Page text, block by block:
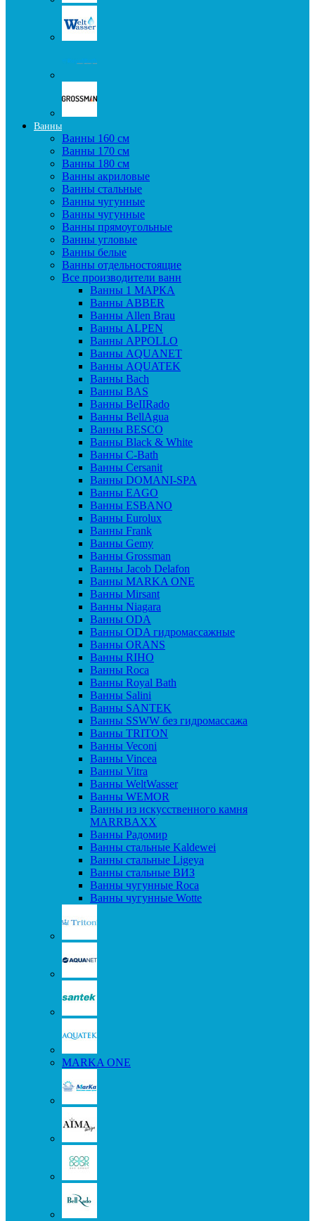
Ванны
Ванны 160 см
Ванны 170 см
Ванны 180 см
Ванны акриловые
Ванны стальные
Ванны чугунные
Ванны чугунные
Ванны прямоугольные
Ванны угловые
Ванны белые
Ванны отдельностоящие
Все производители ванн
Ванны 1 МАРКА
Ванны ABBER
Ванны Allen Brau
Ванны ALPEN
Ванны APPOLLO
Ванны AQUANET
Ванны AQUATEK
Ванны Bach
Ванны BAS
Ванны BeIIRado
Ванны BellAgua
Ванны BESCO
Ванны Black & White
Ванны C-Bath
Ванны Cersanit
Ванны DOMANI-SPA
Ванны EAGO
Ванны ESBANO
Ванны Eurolux
Ванны Frank
Ванны Gemy
Ванны Grossman
Ванны Jacob Delafon
Ванны MARKA ONE
Ванны Mirsant
Ванны Niagara
Ванны ODA
Ванны ODA гидромассажные
Ванны ORANS
Ванны RIHO
Ванны Roca
Ванны Royal Bath
Ванны Salini
Ванны SANTEK
Ванны SSWW без гидромассажа
Ванны TRITON
Ванны Veconi
Ванны Vincea
Ванны Vitra
Ванны WeltWasser
Ванны WEMOR
Ванны из искусственного камня
MARRBAXX
Ванны Радомир
Ванны стальные Kaldewei
Ванны стальные Ligeya
Ванны стальные ВИЗ
Ванны чугунные Roca
Ванны чугунные Wotte
MARKA ONE